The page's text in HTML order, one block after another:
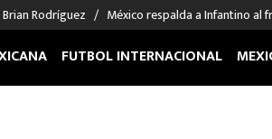
Rodríguez México respalda a Infantino al
FUTBOL INTERNACIONAL